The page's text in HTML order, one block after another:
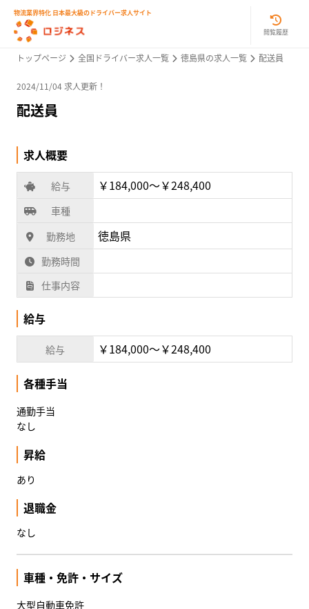
物流業界特化 日本最大級のドライバー求人サイト
閲覧履歴
トップページ 全国ドライバー求人一覧 徳島県の求人一覧 配送員
2024/11/04 求人更新！
配送員
求人概要
給与 ￥184,000〜￥248,400
車種
勤務地
徳島県
勤務時間
仕事内容
給与
給与 ￥184,000〜￥248,400
各種手当
通勤手当
なし
昇給
あり
退職金
なし
車種・免許・サイズ
大型自動車免許